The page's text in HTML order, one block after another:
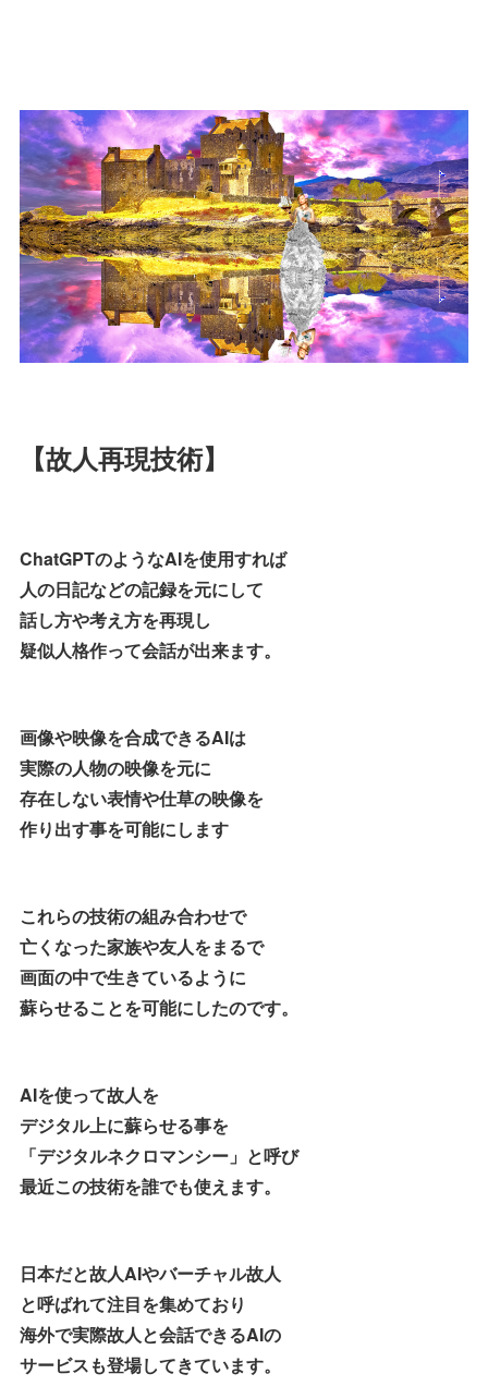
【故人再現技術】
ChatGPTのようなAIを使用すれば
人の日記などの記録を元にして
話し方や考え方を再現し
疑似人格作って会話が出来ます。
画像や映像を合成できるAIは
実際の人物の映像を元に
存在しない表情や仕草の映像を
作り出す事を可能にします
これらの技術の組み合わせで
亡くなった家族や友人をまるで
画面の中で生きているように
蘇らせることを可能にしたのです。
AIを使って故人を
デジタル上に蘇らせる事を
「デジタルネクロマンシー」と呼び
最近この技術を誰でも使えます。
日本だと故人AIやバーチャル故人
と呼ばれて注目を集めており
海外で実際故人と会話できるAIの
サービスも登場してきています。